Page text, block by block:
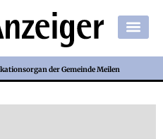
der Gemeinde Meilen